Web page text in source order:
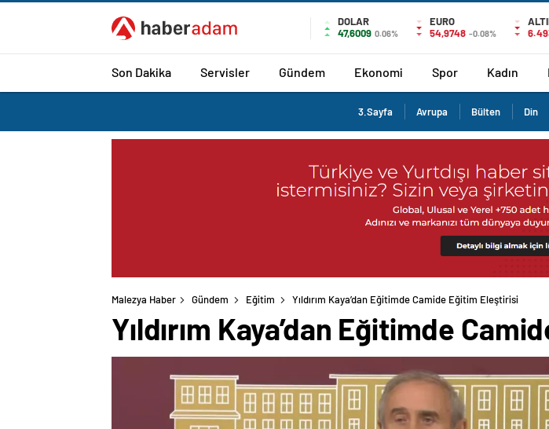
DOLAR
47,6009 0.06%
EURO
54,9748 -0.08%
Son Dakika Servisler Gündem Ekonomi Spor Kadın
3.Sayfa Avrupa Bülten Din
Malezya Haber Gündem Eğitim Yıldırım Kaya’dan Eğitimde Camide Eğitim Eleştirisi
Yıldırım Kaya’dan Eğitimde